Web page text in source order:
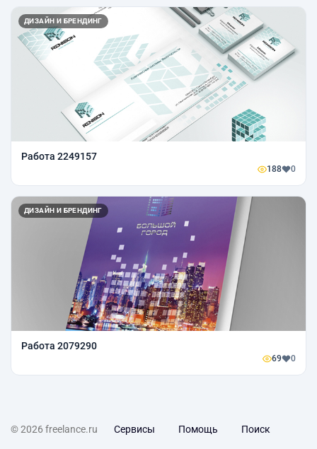
ДИЗАЙН И БРЕНДИНГ
Работа 2249157
188 0
ДИЗАЙН И БРЕНДИНГ
Работа 2079290
69 0
© 2026 freelance.ru Сервисы Помощь Поиск